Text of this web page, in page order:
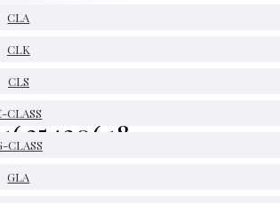
CLA
CLK
CLS
CLASS
CLASS
GLA